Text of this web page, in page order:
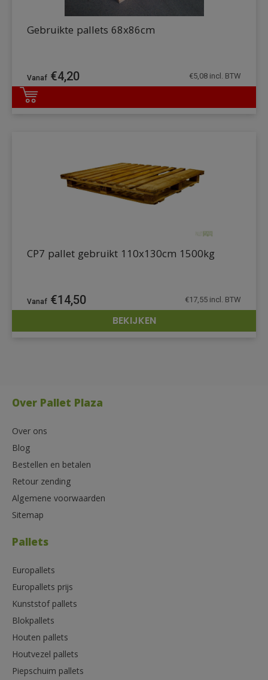
DETAILS
Gebruikte pallets 68x86cm
€4,20 €5,08 incl. BTW
DETAILS
CP7 pallet gebruikt 110x130cm 1500kg
€14,50 €17,55 incl. BTW
BEKIJKEN
Over Pallet Plaza
Over ons
Blog
Bestellen en betalen
Retour zending
Algemene voorwaarden
Sitemap
Pallets
Europallets
Europallets prijs
Kunststof pallets
Blokpallets
Houten pallets
Houtvezel pallets
Piepschuim pallets